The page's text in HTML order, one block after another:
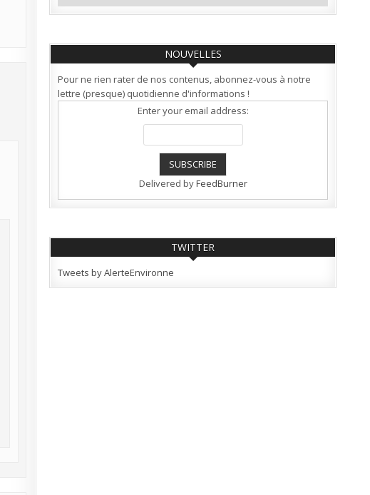
NOUVELLES
Pour ne rien rater de nos contenus, abonnez-vous à notre
lettre (presque) quotidienne d'informations !
Enter your email address:
Delivered byFeedBurner
TWITTER
Tweets by AlerteEnvironne